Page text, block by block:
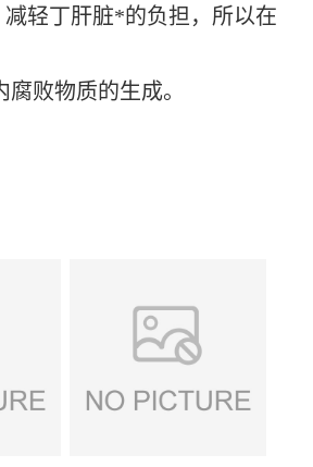
轻丁肝脏*的负担，所以在
腐败物质的生成。